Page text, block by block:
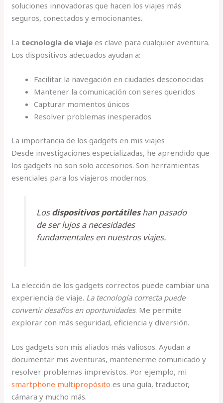
soluciones innovadoras que hacen los viajes más
seguros, conectados y emocionantes.
La tecnología de viaje es clave para cualquier aventura.
Los dispositivos adecuados ayudan a:
Facilitar la navegación en ciudades desconocidas
Mantener la comunicación con seres queridos
Capturar momentos únicos
Resolver problemas inesperados
La importancia de los gadgets en mis viajes
Desde investigaciones especializadas, he aprendido que
los gadgets no son solo accesorios. Son herramientas
esenciales para los viajeros modernos.
Losdispositivos portátileshan pasado
de ser lujos a necesidades
fundamentales en nuestros viajes.
La elección de los gadgets correctos puede cambiar una
experiencia de viaje. La tecnología correcta puede
convertir desafíos en oportunidades. Me permite
explorar con más seguridad, eficiencia y diversión.
Los gadgets son mis aliados más valiosos. Ayudan a
documentar mis aventuras, mantenerme comunicado y
resolver problemas imprevistos. Por ejemplo, mi
smartphone multipropósito es una guía, traductor,
cámara y mucho más.